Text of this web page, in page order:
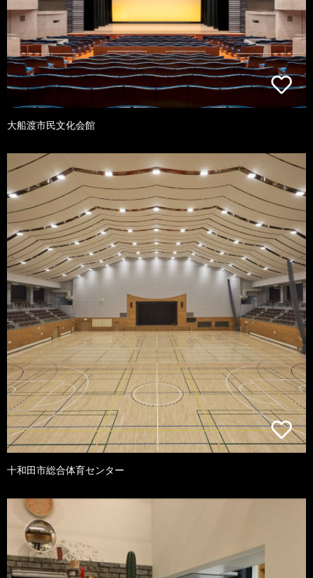
大船渡市民文化会館
十和田市総合体育センター